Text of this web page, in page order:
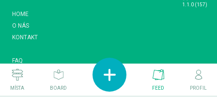
1.1.0 (157)
HOME
O NÁS
KONTAKT
FAQ
SMLUVNÍ PODMÍNKY
OCHRANA OSOBNÍCH ÚDAJŮ
POUŽÍVÁNÍ COOKIES
MÍSTA BOARD FEED PROFIL